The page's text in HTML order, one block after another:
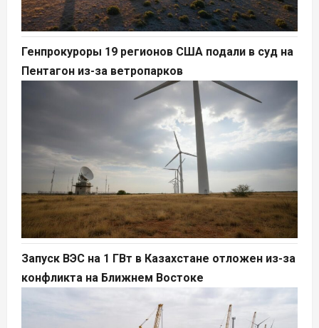
Генпрокуроры 19 регионов США подали в суд на
Пентагон из-за ветропарков
Запуск ВЭС на 1 ГВт в Казахстане отложен из-за
конфликта на Ближнем Востоке